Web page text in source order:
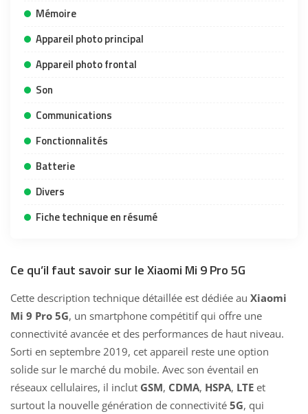
Mémoire
Appareil photo principal
Appareil photo frontal
Son
Communications
Fonctionnalités
Batterie
Divers
Fiche technique en résumé
Ce qu’il faut savoir sur le Xiaomi Mi 9 Pro 5G
Cette description technique détaillée est dédiée au Xiaomi
Mi 9 Pro 5G, un smartphone compétitif qui offre une
connectivité avancée et des performances de haut niveau.
Sorti en septembre 2019, cet appareil reste une option
solide sur le marché du mobile. Avec son éventail en
réseaux cellulaires, il inclut GSM, CDMA, HSPA, LTE et
surtout la nouvelle génération de connectivité 5G, qui